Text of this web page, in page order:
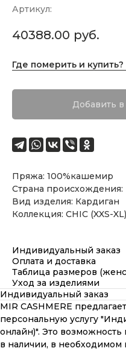
Артикул:
40388.00 руб.
Где померить и
Добавить
Пряжа: 100%кашемир
Страна происхождения:
Вид изделия: Кардиган
Коллекция: CHIC (XXS-XL)
Индивидуальный заказ
Оплата и доставка
Таблица размеров
Уход за изделиями
Индивидуальный заказ
MIR CASHMERE
персональную услугу
онлайн)". Это
в наличии, в необходимом